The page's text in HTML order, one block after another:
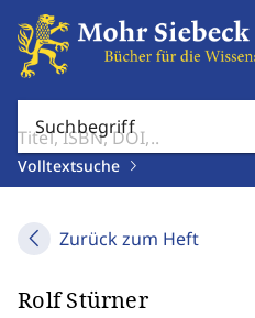
Suchbegriff
Volltextsuche
Zurück zum Heft
Rolf Stürner